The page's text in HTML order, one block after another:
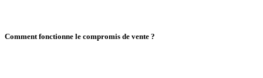
Comment fonctionne le compromis de vente ?